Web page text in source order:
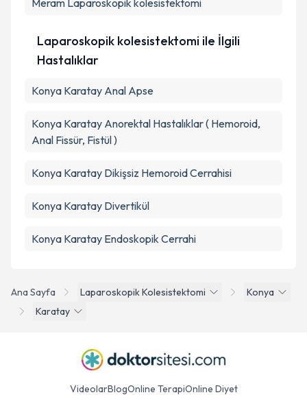
Ana Sayfa Laparoskopik Kolesistektomi
Konya
Karatay
Meram Laparoskopik kolesistektomi
Laparoskopik kolesistektomi ile İlgili
Hastalıklar
Konya Karatay Anal Apse
Konya Karatay Anorektal Hastalıklar ( Hemoroid,
Anal Fissür, Fistül )
Konya Karatay Dikişsiz Hemoroid Cerrahisi
Konya Karatay Divertikül
Konya Karatay Endoskopik Cerrahi
VideolarBlogOnline TerapiOnline Diyet